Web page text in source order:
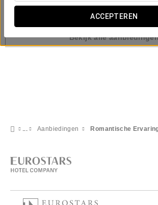
ACCEPTEREN
Onze klanten zijn ook
Bekijk alle
Aanbiedingen Romantische